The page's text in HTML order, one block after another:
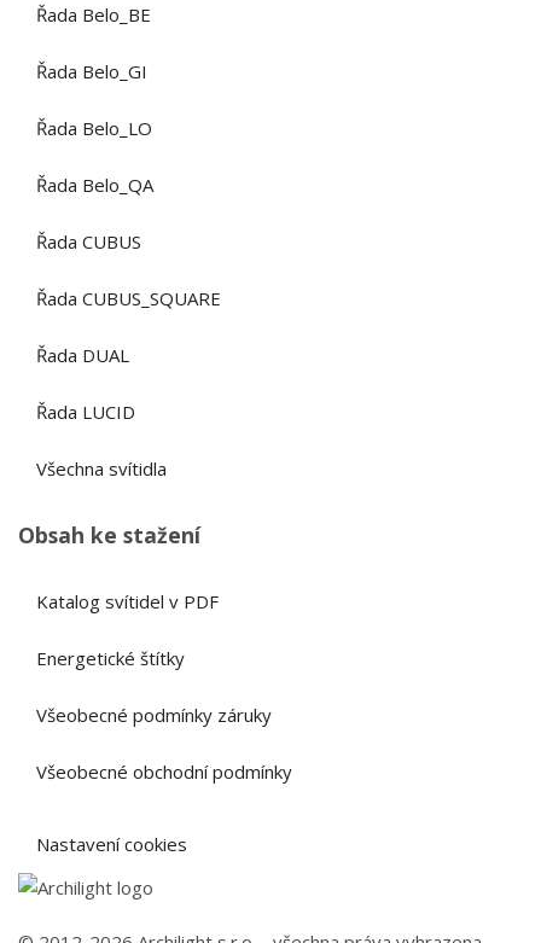
Řada Belo_BE
Řada Belo_GI
Řada Belo_LO
Řada Belo_QA
Řada CUBUS
Řada CUBUS_SQUARE
Řada DUAL
Řada LUCID
Všechna svítidla
Obsah ke stažení
Katalog svítidel v PDF
Energetické štítky
Všeobecné podmínky záruky
Všeobecné obchodní podmínky
Nastavení cookies